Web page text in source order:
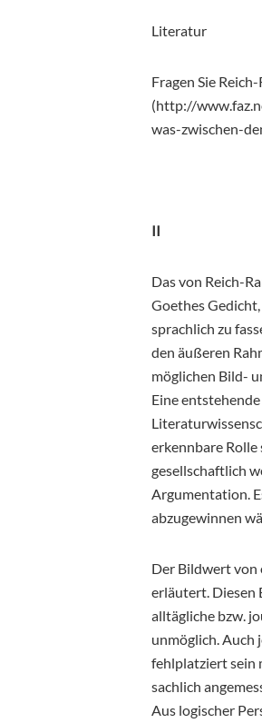
Literatur
Fragen Sie
(http://
was-zwischen-
II
Das von Reich-
Goethes
sprachlich zu
den äußeren
möglichen Bild-
Eine
erkennbare
gesellschaftlich
Argumentation.
abzugewinnen
Der Bildwert von
erläutert. Diesen
alltägliche bzw.
unmöglich. Auch
fehlplatziert sein
sachlich
Aus logischer